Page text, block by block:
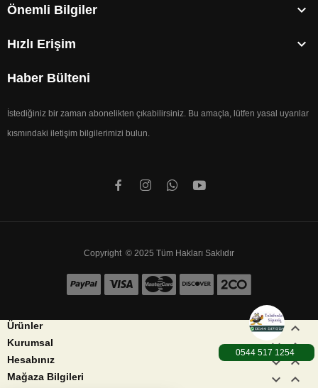
Önemli Bilgiler 
Hızlı Erişim 
Haber Bülteni
İstediğiniz bir zaman abonelikten çıkabilirsiniz. Bu amaçla, lütfen yasal uyarılar
kısmındaki iletişim bilgilerimizi bulun.
Copyright © 2025 Tüm Hakları Saklıdır
Ürünler  
Kurumsal 
Hesabınız 
Mağaza Bilgileri keyboard_arrow_down keyboard_arrow_up
0544 517 1254